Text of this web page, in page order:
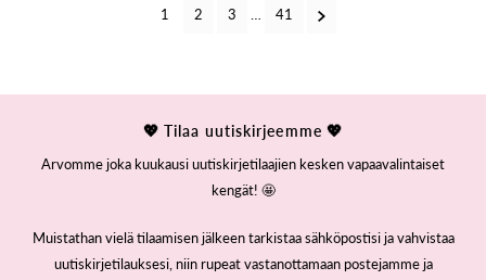
1 2 3 41
💖 Tilaa uutiskirjeemme 💖
Arvomme joka kuukausi uutiskirjetilaajien kesken vapaavalintaiset
kengät! 🤩
Muistathan vielä tilaamisen jälkeen tarkistaa sähköpostisi ja vahvistaa
uutiskirjetilauksesi, niin rupeat vastanottamaan postejamme ja